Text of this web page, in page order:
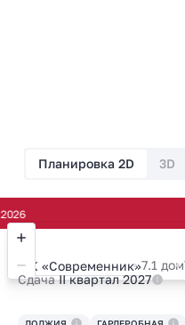
Планировка 2D 3D
ЖК «Современник»7.1 дом
СдачаII квартал 2027